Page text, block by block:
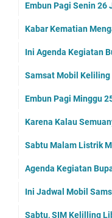
Embun Pagi Senin 26
Kabar Kematian
Ini Agenda Kegiatan
Samsat Mobil Keliling
Embun Pagi Minggu
Karena Kalau
Sabtu Malam Listrik
Agenda Kegiatan
Ini Jadwal Mobil
Sabtu, SIM Kelilling